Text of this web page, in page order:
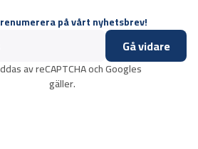
på vårt nyhetsbrev!
Gå vidare
av reCAPTCHA och Googles
gäller.